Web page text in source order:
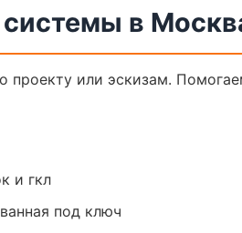
в
проекту или эскизам.
и гкл
под ключ